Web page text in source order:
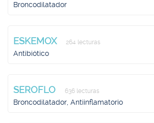
Broncodilatador
ESKEMOX 264 lecturas
Antibiótico
SEROFLO 636 lecturas
Broncodilatador, Antiinflamatorio